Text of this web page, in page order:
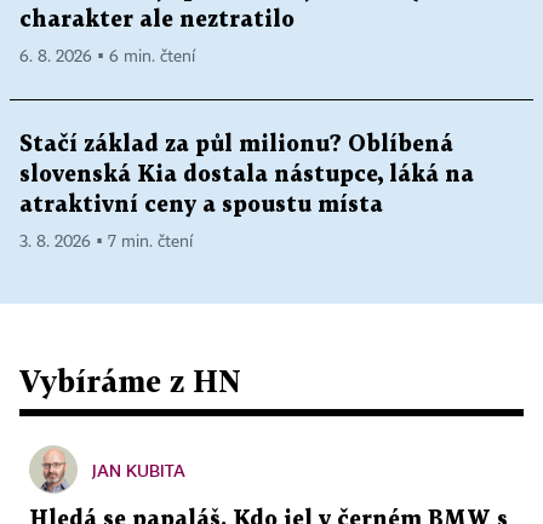
charakter ale neztratilo
6. 8. 2026 ▪ 6 min. čtení
Stačí základ za půl milionu? Oblíbená
slovenská Kia dostala nástupce, láká na
atraktivní ceny a spoustu místa
3. 8. 2026 ▪ 7 min. čtení
Vybíráme z HN
JAN KUBITA
Hledá se papaláš. Kdo jel v černém BMW s